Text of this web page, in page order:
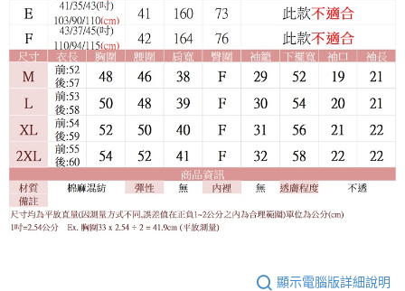
顯示電腦版詳細說明